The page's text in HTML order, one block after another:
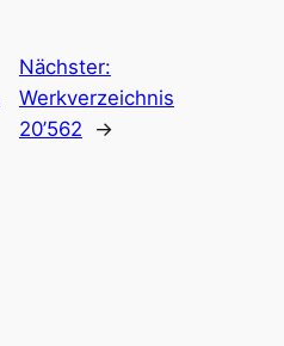
Nächster:
Werkverzeichnis
20’562
→